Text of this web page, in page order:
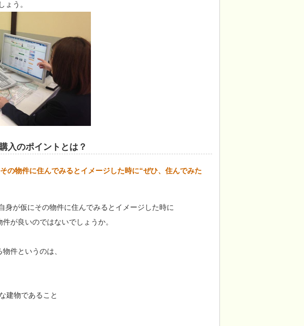
ょう。
入のポイントとは？
の物件に住んでみるとイメージした時に“ぜひ、住んでみた
身が仮にその物件に住んでみるとイメージした時に
が良いのではないでしょうか。
件というのは、
建物であること